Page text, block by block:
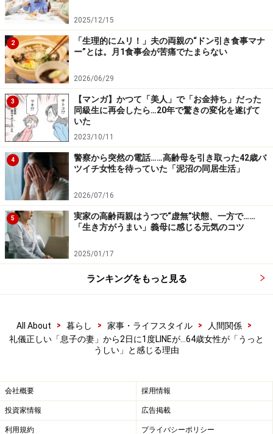
2025/12/15
2
「生理的にムリ！」夫の両親の“ドン引き食事マナ
ー”とは。月1食事会が苦痛でたまらない
2026/06/29
3
【マンガ】かつて「美人」で「お金持ち」だった
同級生に再会したら…20年で驚きの変化を遂げて
いた
2023/10/11
4
警察から突然の電話……高齢母を引き取った42歳バ
ツイチ女性を待っていた「泥沼の同居生活」
2026/07/16
5
実家の高齢両親はうつで“虚無”状態、一方で……
「生き方がうまい」義母に感じる元気のコツ
2025/01/17
ランキングをもっと見る
All About > 暮らし > 家事・ライフスタイル > 人間関係
>
礼儀正しい「息子の妻」から2日に1度LINEが…64歳女性が「うっと
うしい」と感じる理由
会社概要 採用情報
投資家情報 広告掲載
利用規約 プライバシーポリシー